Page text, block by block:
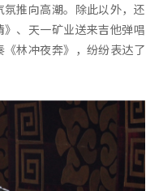
推向高潮。除此以外，还
、天一矿业送来吉他弹唱
《林冲夜奔》，纷纷表达了